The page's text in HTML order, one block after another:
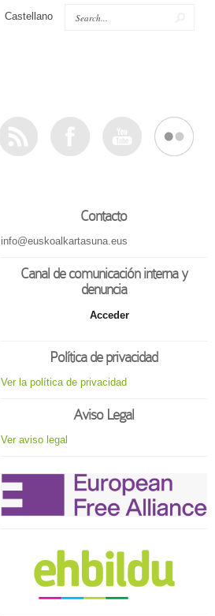
Castellano
Contacto
info@euskoalkartasuna.eus
Canal de comunicación interna y
denuncia
Acceder
Política de privacidad
Ver la política de privacidad
Aviso Legal
Ver aviso legal